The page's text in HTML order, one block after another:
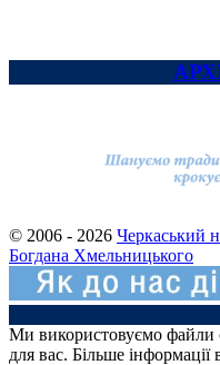
© 2006 - 2026 Черкаський
Богдана Хмельницького
Ми використовуємо файли
для вас. Більше